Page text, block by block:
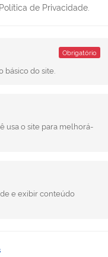
de Privacidade.
Obrigatório
básico do site.
usa o site para melhorá-
e exibir conteúdo